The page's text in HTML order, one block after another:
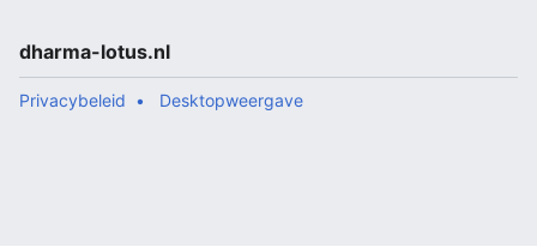
dharma-lotus.nl
Privacybeleid Desktopweergave